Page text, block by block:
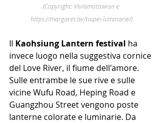
(Copyright: Viviamotaiwan e
https://margaret.tw/taipei-luminarie/)
Il Kaohsiung Lantern festival ha
invece luogo nella suggestiva cornice
del Love River, il fiume dell'amore.
Sulle entrambe le sue rive e sulle
vicine Wufu Road, Heping Road e
Guangzhou Street vengono poste
lanterne colorate e luminarie. Da